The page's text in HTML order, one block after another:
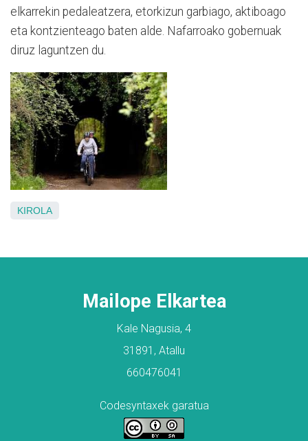
elkarrekin pedaleatzera, etorkizun garbiago, aktiboago
eta kontzienteago baten alde. Nafarroako gobernuak
diruz laguntzen du.
KIROLA
Mailope Elkartea
Kale Nagusia, 4
31891, Atallu
660476041
Codesyntaxek garatua